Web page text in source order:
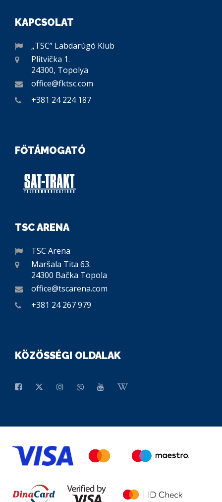
KAPCSOLAT
„TSC” Labdarúgó Klub
Plitvička 1.
24300, Topolya
office@fktsc.com
+381 24 224 187
FŐTÁMOGATÓ
TSC ARENA
TSC Arena
Maršala Tita 63.
24300 Bačka Topola
office@tscarena.com
+381 24 267 979
KÖZÖSSÉGI OLDALAK